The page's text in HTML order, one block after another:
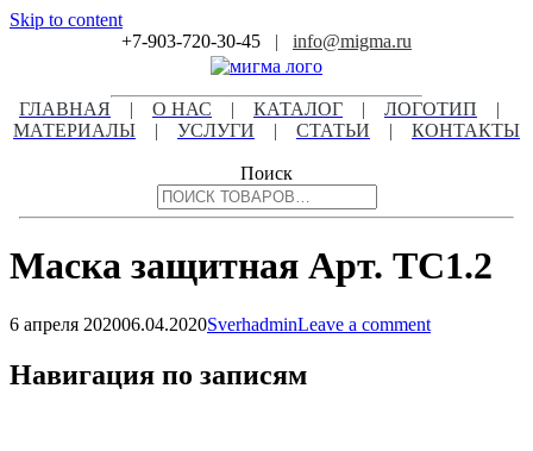
Skip to content
+7-903-720-30-45 | info@migma.ru
ГЛАВНАЯ | О НАС | КАТАЛОГ | ЛОГОТИП
|
МАТЕРИАЛЫ
| УСЛУГИ | СТАТЬИ | КОНТАКТЫ
Поиск
Маска защитная Арт. ТС1.2
6 апреля 202006.04.2020SverhadminLeave a comment
Навигация по записям